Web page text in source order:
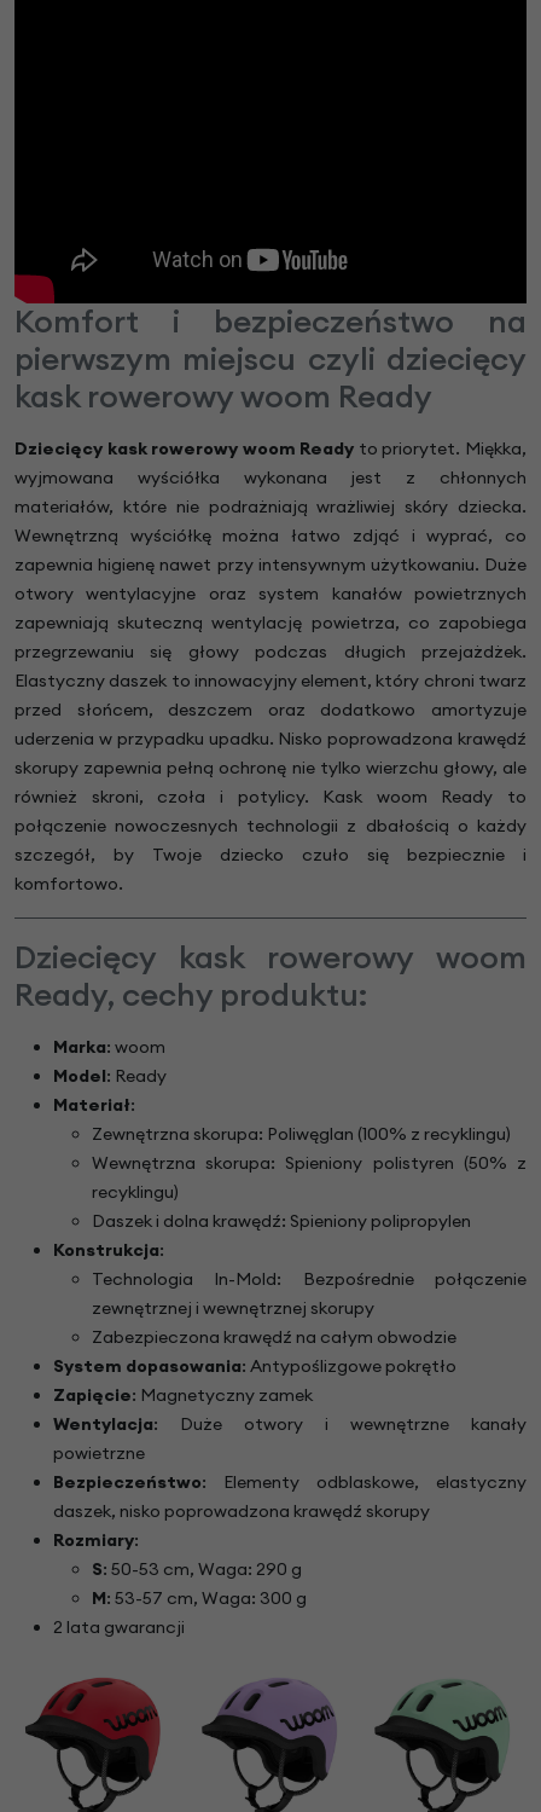
Komfort i bezpieczeństwo na
pierwszym miejscu czyli dziecięcy
kask rowerowy woom Ready
Dziecięcy kask rowerowy woom Ready to priorytet. Miękka,
wyjmowana wyściółka wykonana jest z chłonnych
materiałów, które nie podrażniają wrażliwiej skóry dziecka.
Wewnętrzną wyściółkę można łatwo zdjąć i wyprać, co
zapewnia higienę nawet przy intensywnym użytkowaniu. Duże
otwory wentylacyjne oraz system kanałów powietrznych
zapewniają skuteczną wentylację powietrza, co zapobiega
przegrzewaniu się głowy podczas długich przejażdżek.
Elastyczny daszek to innowacyjny element, który chroni twarz
przed słońcem, deszczem oraz dodatkowo amortyzuje
uderzenia w przypadku upadku. Nisko poprowadzona krawędź
skorupy zapewnia pełną ochronę nie tylko wierzchu głowy, ale
również skroni, czoła i potylicy. Kask woom Ready to
połączenie nowoczesnych technologii z dbałością o każdy
szczegół, by Twoje dziecko czuło się bezpiecznie i
komfortowo.
Dziecięcy kask rowerowy woom
Ready, cechy produktu:
Marka: woom
Model: Ready
Materiał:
Zewnętrzna skorupa: Poliwęglan (100% z recyklingu)
Wewnętrzna skorupa: Spieniony polistyren (50% z
recyklingu)
Daszek i dolna krawędź: Spieniony polipropylen
Konstrukcja:
Technologia In-Mold: Bezpośrednie połączenie
zewnętrznej i wewnętrznej skorupy
Zabezpieczona krawędź na całym obwodzie
System dopasowania: Antypoślizgowe pokrętło
Zapięcie: Magnetyczny zamek
Wentylacja: Duże otwory i wewnętrzne kanały
powietrzne
Bezpieczeństwo: Elementy odblaskowe, elastyczny
daszek, nisko poprowadzona krawędź skorupy
Rozmiary:
S: 50-53 cm, Waga: 290 g
M: 53-57 cm, Waga: 300 g
2 lata gwarancji